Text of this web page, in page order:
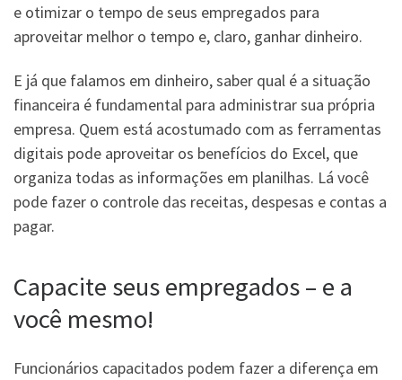
e otimizar o tempo de seus empregados para
aproveitar melhor o tempo e, claro, ganhar dinheiro.
E já que falamos em dinheiro, saber qual é a situação
financeira é fundamental para administrar sua própria
empresa. Quem está acostumado com as ferramentas
digitais pode aproveitar os benefícios do Excel, que
organiza todas as informações em planilhas. Lá você
pode fazer o controle das receitas, despesas e contas a
pagar.
Capacite seus empregados – e a
você mesmo!
Funcionários capacitados podem fazer a diferença em